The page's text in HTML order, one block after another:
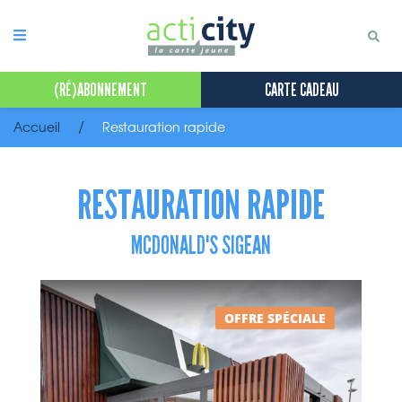
(RÉ)ABONNEMENT CARTE CADEAU
Accueil Restauration rapide
RESTAURATION RAPIDE
MCDONALD'S SIGEAN
OFFRE SPÉCIALE